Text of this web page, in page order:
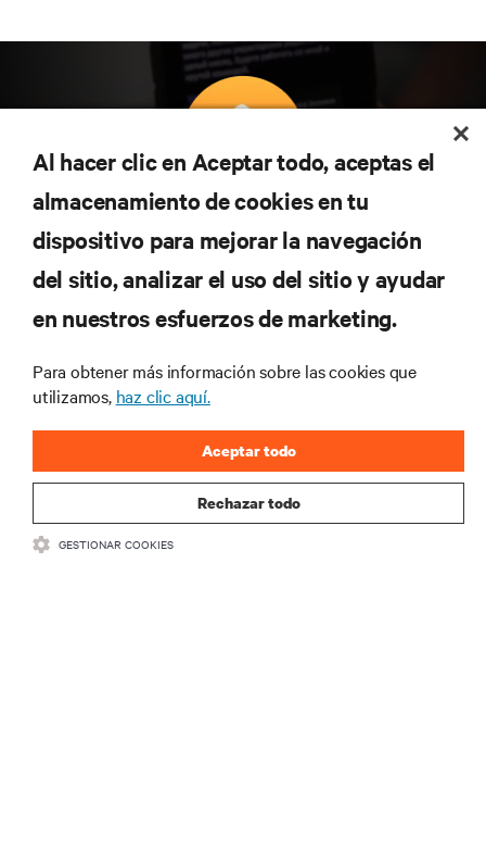
Suscríbete para conocer las últimas tendencias
tecnológicas
Recibe actualizaciones periódicas sobre los temas
más importantes del sector, con los últimos debates
y perspectivas de expertos sobre gestión de
centros de datos y gestión de infraestructuras.
REGÍSTRATE AHORA
Al hacer clic en Aceptar todo, aceptas el
almacenamiento de cookies en tu
dispositivo para mejorar la navegación
del sitio, analizar el uso del sitio y ayudar
en nuestros esfuerzos de marketing.
Para obtener más información sobre las cookies que
utilizamos, haz clic aquí.
Rechazar todo
Aceptar todo
GESTIONAR COOKIES